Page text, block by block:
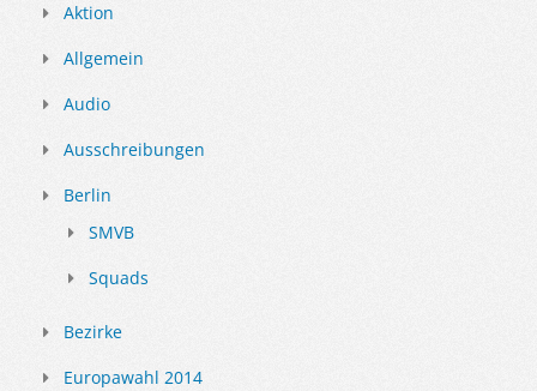
Aktion
Allgemein
Audio
Ausschreibungen
Berlin
SMVB
Squads
Bezirke
Europawahl 2014